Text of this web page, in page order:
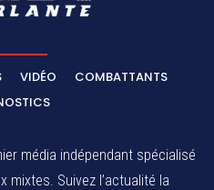
VIDÉO
COMBATTANTS
média indépendant spécialisé
mixtes. Suivez l’actualité la